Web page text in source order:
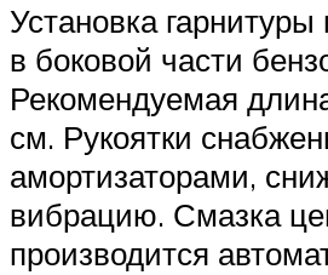
Установка гарнитуры
в боковой части
Рекомендуемая
см. Рукоятки
амортизаторами,
вибрацию. Смазка
производится